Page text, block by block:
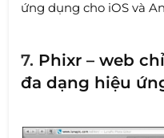
ứng dụng cho iOS và
7. Phixr – web
đa dạng hiệu